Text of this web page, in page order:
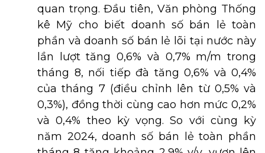
quan trọng. Đầu tiên, Văn phòng Thống
kê Mỹ cho biết doanh số bán lẻ toàn
phần và doanh số bán lẻ lõi tại nước này
lần lượt tăng 0,6% và 0,7% m/m trong
tháng 8, nối tiếp đà tăng 0,6% và 0,4%
của tháng 7 (điều chỉnh lên từ 0,5% và
0,3%), đồng thời cùng cao hơn mức 0,2%
và 0,4% theo kỳ vọng. So với cùng kỳ
năm 2024, doanh số bán lẻ toàn phần